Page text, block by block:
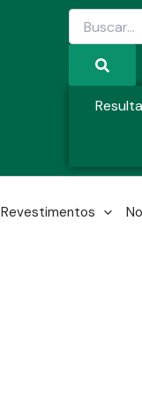
Search
Revestimentos